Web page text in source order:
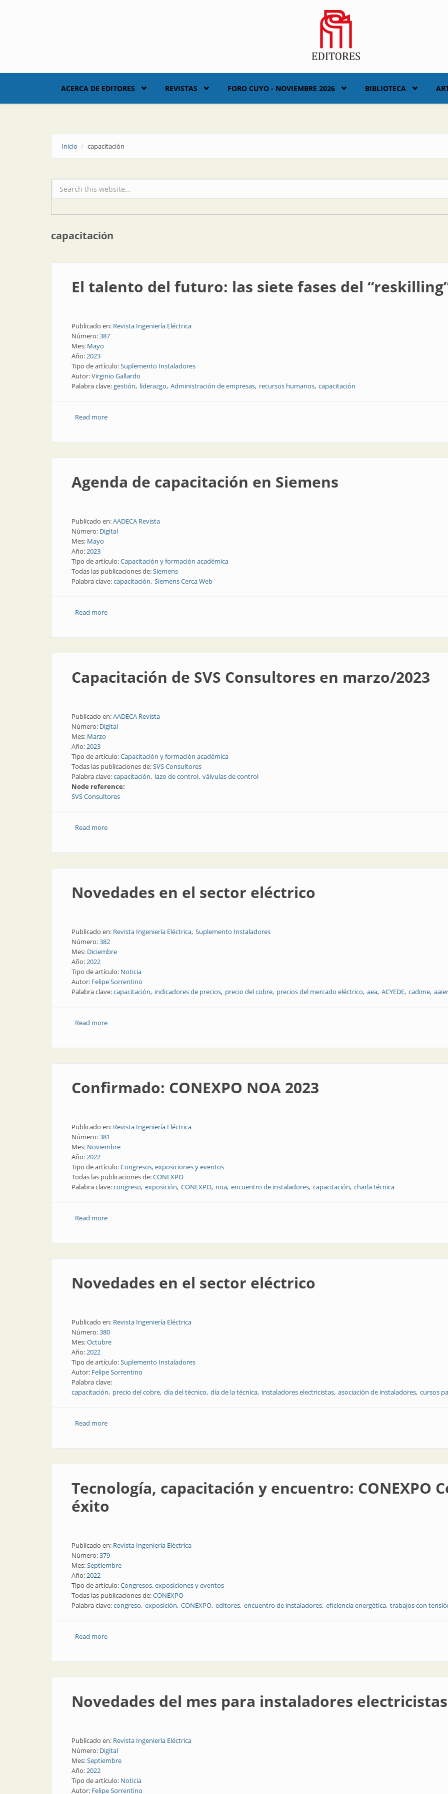
ACERCA DE EDITORES REVISTAS FORO CUYO - NOVIEMBRE 2026 BIBLIOTECA
Inicio capacitación
Formulario de búsqueda
capacitación
El talento del futuro: las siete fases del
Publicado en: Revista Ingeniería Eléctrica
Número:387
Mes: Mayo
Año:2023
Tipo de artículo:Suplemento Instaladores
Autor:Virginio Gallardo
Palabra clave:gestión liderazgo Administración de empresas recursos humanos capacitación
Read moreabout El talento del futuro: las siete fases del “reskilling”
Agenda de capacitación en Siemens
Publicado en:AADECA Revista
Número: Digital
Mes: Mayo
Año:2023
Tipo de artículo:Capacitación y formación académica
Todas las publicaciones de:Siemens
Palabra clave:capacitación Siemens Cerca Web
Read moreabout Agenda de capacitación en Siemens
Capacitación de SVS Consultores en marzo/2023
Publicado en:AADECA Revista
Número: Digital
Mes: Marzo
Año:2023
Tipo de artículo:Capacitación y formación académica
Todas las publicaciones de:SVS Consultores
Palabra clave:capacitación lazo de control válvulas de control
Node reference:
SVS Consultores
Read moreabout Capacitación de SVS Consultores en marzo/2023
Novedades en el sector eléctrico
Publicado en: Revista Ingeniería Eléctrica Suplemento Instaladores
Número:382
Mes: Diciembre
Año:2022
Tipo de artículo: Noticia
Autor: Felipe Sorrentino
Palabra clave:capacitación indicadores de precios precio del cobre precios del mercado eléctrico aea ACYEDE cadime
Read moreabout Novedades en el sector eléctrico
Confirmado: CONEXPO NOA 2023
Publicado en: Revista Ingeniería Eléctrica
Número:381
Mes: Noviembre
Año:2022
Tipo de artículo:Congresos, exposiciones y eventos
Todas las publicaciones de:CONEXPO
Palabra clave:congreso exposición CONEXPO noa encuentro de instaladores capacitación charla técnica
Read moreabout Confirmado: CONEXPO NOA 2023
Novedades en el sector eléctrico
Publicado en: Revista Ingeniería Eléctrica
Número:380
Mes:Octubre
Año:2022
Tipo de artículo:Suplemento Instaladores
Autor: Felipe Sorrentino
Palabra clave:
capacitación precio del cobre día del técnico día de la técnica instaladores electricistas asociación de instaladores cursos
Read moreabout Novedades en el sector eléctrico
Tecnología, capacitación y encuentro: CONEXPO
éxito
Publicado en: Revista Ingeniería Eléctrica
Número:379
Mes:Septiembre
Año:2022
Tipo de artículo:Congresos, exposiciones y eventos
Todas las publicaciones de:CONEXPO
Palabra clave:congreso exposición CONEXPO editores encuentro de instaladores eficiencia energética trabajos con
Read moreabout Tecnología, capacitación y encuentro: CONEXPO Córdoba fue un gran éxito
Novedades del mes para instaladores electricistas
Publicado en: Revista Ingeniería Eléctrica
Número: Digital
Mes:Septiembre
Año:2022
Tipo de artículo: Noticia
Autor: Felipe Sorrentino